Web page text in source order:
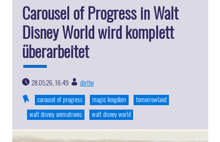
Carousel of Progress in Walt
Disney World wird komplett
überarbeitet
28.05.26, 16:49
dörthe
carousel of progress
magic kingdom
tomorrowland
walt disney animatronic
walt disney world